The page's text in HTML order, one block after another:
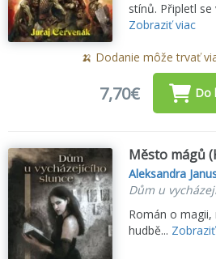
stínů. Připletl se
Zobraziť viac
🍌 Dodanie môže trvať
7,70€ Do
Město mágů
Aleksandra
Dům u
Román o
hudbě...